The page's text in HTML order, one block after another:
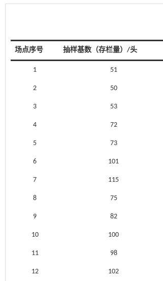
场点序号 抽样基数（存栏量）/头
1 51
2 50
3 53
4 72
5 73
6 101
7 115
8 75
9 82
10 100
11 98
12 102